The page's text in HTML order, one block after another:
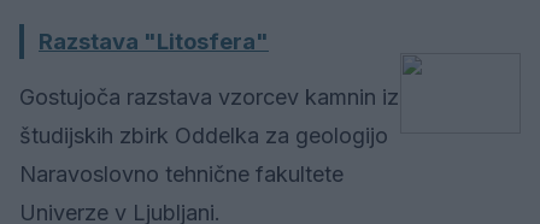
Razstava "Litosfera"
Gostujoča razstava vzorcev kamnin iz
študijskih zbirk Oddelka za geologijo
Naravoslovno tehnične fakultete
Univerze v Ljubljani.